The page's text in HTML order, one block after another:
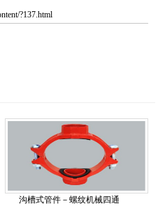
?137.html
沟槽式管件－螺纹机械四通